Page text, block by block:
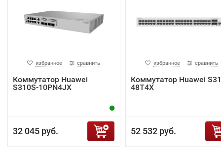
избранное сравнить
Коммутатор Huawei
S310S-10PN4JX
32 045 руб.
избранное сравнить
Коммутатор Huawei
48T4X
52 532 руб.